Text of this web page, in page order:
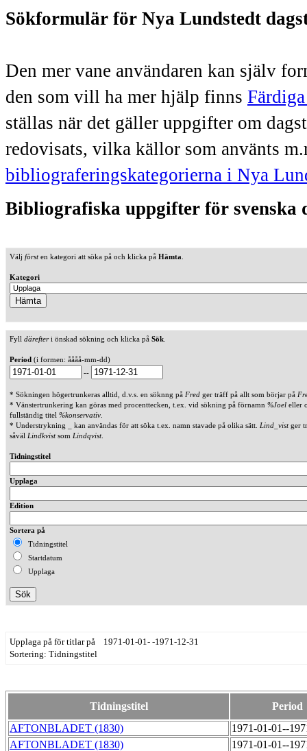
Sökformulär för Nya Lundstedt
Den mer vane användaren kan själv
den som vill ha mer hjälp finns
ställas när det gäller uppgifter om
redovisats, vilka källor som använts
bibliograferingskategorierna i Nya
Bibliografiska uppgifter för svenska
Välj försten kategori att söka på och klicka på Hämta
Kategori
Fyll därefteri önskad sökning och klicka på Sök
Period (i formen: åååå-mm-dd)
--
* Sökningen högertrunkeras alltid, d.v.s. en söknng på Fred ger träff på allt som börjar på
* Vänstertrunkering kan göras med procenttecken, t.ex. vid sökning på förnamn %Joel eller
fullständig titel %konservativ
* Understrykning _ kan användas för att söka t.ex. namn stavade på olika sätt. Lind_vistger
såväl Lindkvistsom Lindqvist.
Tidningstitel
Upplaga
Edition
Sortera på
Tidningstitel
Startdatum
Upplaga
Upplaga på för titlar på 1971-01-01- -1971-12-31
Sortering: Tidningstitel
Tidningstitel
Period
AFTONBLADET (1830)
1971-01-01--
AFTONBLADET (1830)
1971-01-01--